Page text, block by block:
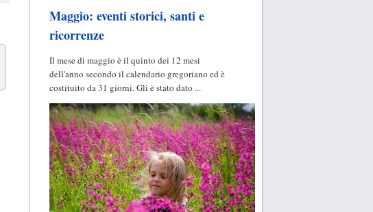
Maggio: eventi storici, santi e
ricorrenze
Il mese di maggio è il quinto dei 12 mesi
dell'anno secondo il calendario gregoriano ed è
costituito da 31 giorni. Gli è stato dato ...